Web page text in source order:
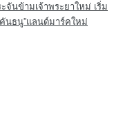
จันข้ามเจ้าพระยาใหม่ เริ่ม
นธนู”แลนด์มาร์คใหม่